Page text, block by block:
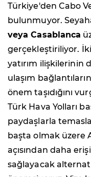
Türkiye'den Cabo
bulunmuyor.
veya Casablanca
gerçekleştiriliyor.
yatırım ilişkilerinin
ulaşım
önem taşıdığını
Türk Hava Yolları
paydaşlarla
başta olmak üzere
açısından daha
sağlayacak